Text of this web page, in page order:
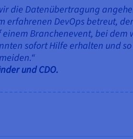
die Datenübertragung
erfahrenen DevOps betreut,
Branchenevent, bei dem
sofort Hilfe erhalten und
und CDO.